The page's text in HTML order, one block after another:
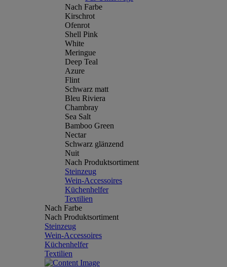
Nach Farbe
Kirschrot
Ofenrot
Shell Pink
White
Meringue
Deep Teal
Azure
Flint
Schwarz matt
Bleu Riviera
Chambray
Sea Salt
Bamboo Green
Nectar
Schwarz glänzend
Nuit
Nach Produktsortiment
Steinzeug
Wein-Accessoires
Küchenhelfer
Textilien
Nach Farbe
Nach Produktsortiment
Steinzeug
Wein-Accessoires
Küchenhelfer
Textilien